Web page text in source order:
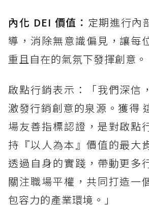
內化 DEI 價值： 定期進行內
導，消除無意識偏見，讓每
重且自在的氣氛下發揮創意。
啟點行銷表示：「我們深信
激發行銷創意的泉源。獲得
場友善指標認證，是對啟點
持『以人為本』價值的最大
透過自身的實踐，帶動更多
關注職場平權，共同打造一
包容力的產業環境。」